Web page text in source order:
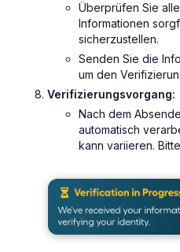
Überprüfen Sie
Informationen
sicherzustellen.
Senden Sie die
um den
Verifizierungsvorgang:
Nach dem
automatisch
kann variieren.